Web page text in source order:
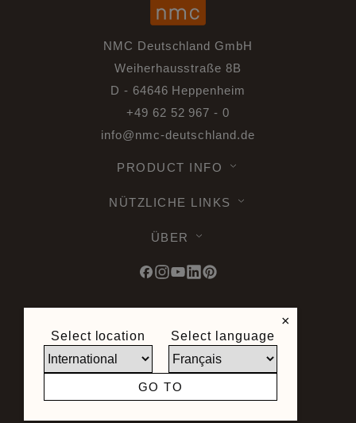
NMC Deutschland GmbH
Weiherhausstraße 8B
D - 64646 Heppenheim
+49 62 52 967 - 0
info@nmc-deutschland.de
PRODUCT INFO
NÜTZLICHE LINKS
ÜBER
vorbehalten -
Datenschutz DSGVO -
Nutzungsbedingungen -
Geschäftsbedingungen -Sitemap -
Webshop AGB - Widerrufsbelehrung
Seite erstellt von
×
Select location Select language
GO TO